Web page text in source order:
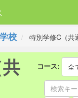
校 特別学修C（共
コース: 全